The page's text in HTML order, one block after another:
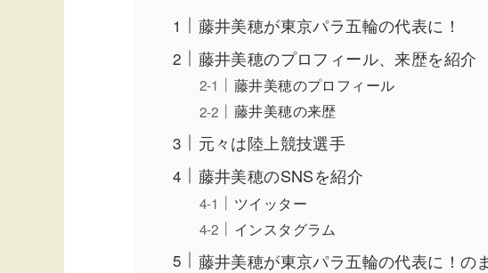
藤井美穂が東京パラ五輪の代表に！
藤井美穂のプロフィール、来歴を紹介
藤井美穂のプロフィール
藤井美穂の来歴
元々は陸上競技選手
藤井美穂のSNSを紹介
ツイッター
インスタグラム
藤井美穂が東京パラ五輪の代表に！の